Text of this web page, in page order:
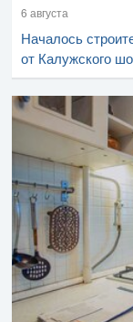
6 августа
Началось
от Калужского